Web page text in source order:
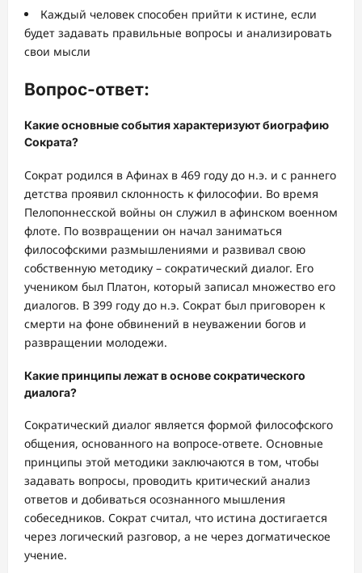
Каждый человек способен прийти к истине, если
будет задавать правильные вопросы и анализировать
свои мысли
Вопрос-ответ:
Какие основные события характеризуют биографию
Сократа?
Сократ родился в Афинах в 469 году до н.э. и с раннего
детства проявил склонность к философии. Во время
Пелопоннесской войны он служил в афинском военном
флоте. По возвращении он начал заниматься
философскими размышлениями и развивал свою
собственную методику – сократический диалог. Его
учеником был Платон, который записал множество его
диалогов. В 399 году до н.э. Сократ был приговорен к
смерти на фоне обвинений в неуважении богов и
развращении молодежи.
Какие принципы лежат в основе сократического
диалога?
Сократический диалог является формой философского
общения, основанного на вопросе-ответе. Основные
принципы этой методики заключаются в том, чтобы
задавать вопросы, проводить критический анализ
ответов и добиваться осознанного мышления
собеседников. Сократ считал, что истина достигается
через логический разговор, а не через догматическое
учение.